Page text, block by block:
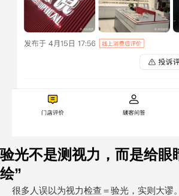
验光不是测视力，而是给眼
绘”
很多人误以为视力检查＝验光，实则大谬